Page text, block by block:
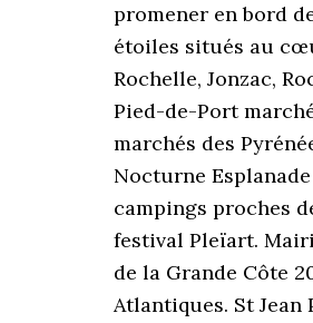
promener en bord
étoiles situés au
Rochelle, Jonzac,
Pied-de-Port
marchés des
Nocturne
campings proches
festival Pleïart.
de la Grande Côte
Atlantiques. St